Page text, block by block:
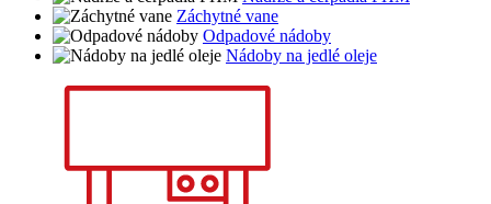
Záchytné vane
Odpadové nádoby
Nádoby na jedlé oleje